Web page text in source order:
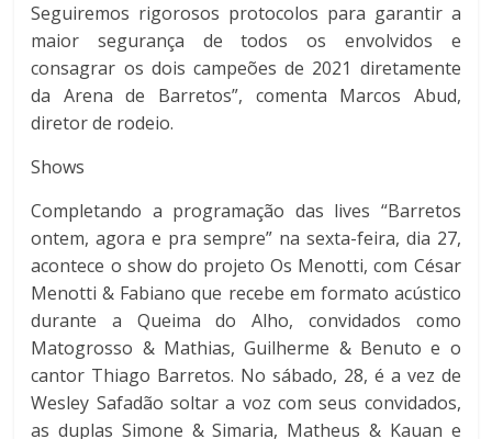
Seguiremos rigorosos protocolos para garantir a
maior segurança de todos os envolvidos e
consagrar os dois campeões de 2021 diretamente
da Arena de Barretos”, comenta Marcos Abud,
diretor de rodeio.
Shows
Completando a programação das lives “Barretos
ontem, agora e pra sempre” na sexta-feira, dia 27,
acontece o show do projeto Os Menotti, com César
Menotti & Fabiano que recebe em formato acústico
durante a Queima do Alho, convidados como
Matogrosso & Mathias, Guilherme & Benuto e o
cantor Thiago Barretos. No sábado, 28, é a vez de
Wesley Safadão soltar a voz com seus convidados,
as duplas Simone & Simaria, Matheus & Kauan e